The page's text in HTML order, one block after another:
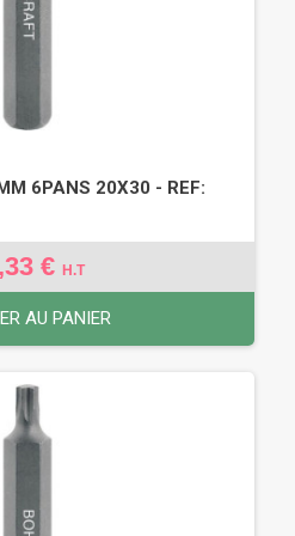
6PANS 20X30 - REF:
€ H.T
AU PANIER